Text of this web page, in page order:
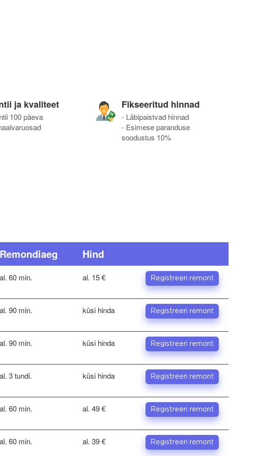
ja kvaliteet
100 päeva
Fikseeritud hinnad
- Läbipaistvad hinnad
- Esimese paranduse
soodustus 10%
Remondiaeg Hind
al. 60 min. al. 15 € Registreeri remont
al. 90 min. küsi hinda Registreeri remont
al. 90 min. küsi hinda Registreeri remont
al. 3 tundi. küsi hinda Registreeri remont
al. 60 min. al. 49 € Registreeri remont
al. 60 min. al. 39 € Registreeri remont